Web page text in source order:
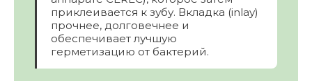
приклеивается к зубу. Вкладка (inlay)
прочнее, долговечнее и
обеспечивает лучшую
герметизацию от бактерий.